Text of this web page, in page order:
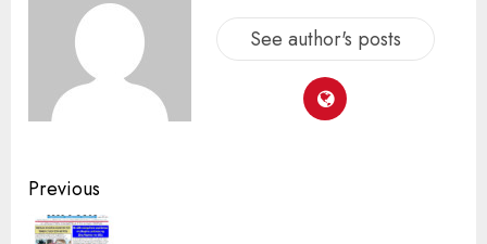
See author's posts
Previous